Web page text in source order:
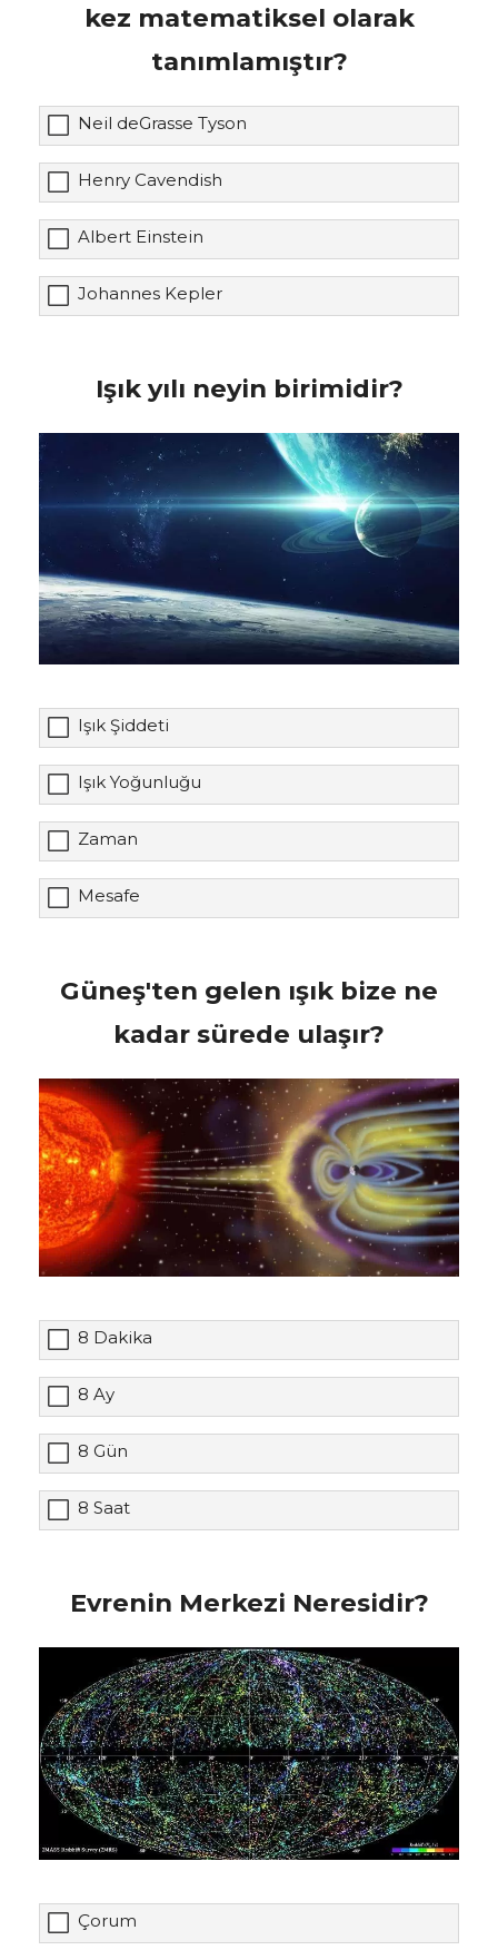
kez matematiksel olarak
tanımlamıştır?
Neil deGrasse Tyson
Henry Cavendish
Albert Einstein
Johannes Kepler
Işık yılı neyin birimidir?
Işık Şiddeti
Işık Yoğunluğu
Zaman
Mesafe
Güneş'ten gelen ışık bize ne
kadar sürede ulaşır?
8 Dakika
8 Ay
8 Gün
8 Saat
Evrenin Merkezi Neresidir?
Çorum